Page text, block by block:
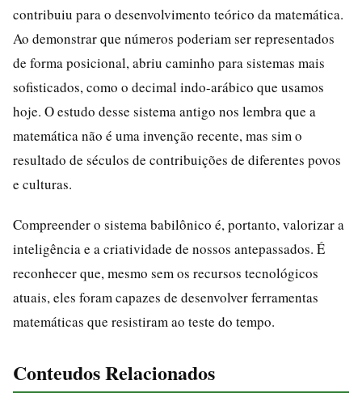
contribuiu para o desenvolvimento teórico da matemática.
Ao demonstrar que números poderiam ser representados
de forma posicional, abriu caminho para sistemas mais
sofisticados, como o decimal indo-arábico que usamos
hoje. O estudo desse sistema antigo nos lembra que a
matemática não é uma invenção recente, mas sim o
resultado de séculos de contribuições de diferentes povos
e culturas.
Compreender o sistema babilônico é, portanto, valorizar a
inteligência e a criatividade de nossos antepassados. É
reconhecer que, mesmo sem os recursos tecnológicos
atuais, eles foram capazes de desenvolver ferramentas
matemáticas que resistiram ao teste do tempo.
Conteudos Relacionados